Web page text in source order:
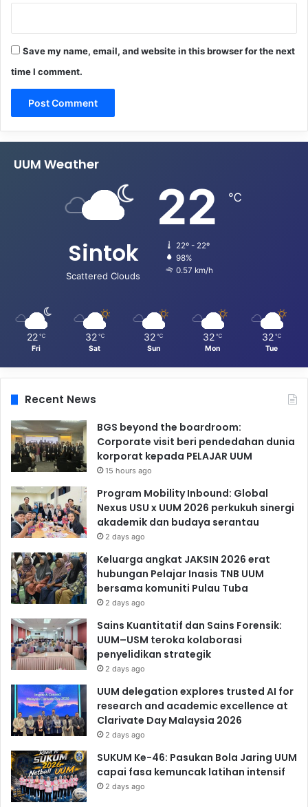
Save my name, email, and website in this browser for the next
time I comment.
UUM Weather
Sintok
Scattered Clouds
22 ℃
22º - 22º
98%
0.57 km/h
22 ℃
Fri
32 ℃
Sat
32 ℃
Sun
32 ℃
Mon
32 ℃
Tue
Recent News
BGS beyond the boardroom:
Corporate visit beri pendedahan dunia
korporat kepada PELAJAR UUM
15 hours ago
Program Mobility Inbound: Global
Nexus USU x UUM 2026 perkukuh sinergi
akademik dan budaya serantau
2 days ago
Keluarga angkat JAKSIN 2026 erat
hubungan Pelajar Inasis TNB UUM
bersama komuniti Pulau Tuba
2 days ago
Sains Kuantitatif dan Sains Forensik:
UUM–USM teroka kolaborasi
penyelidikan strategik
2 days ago
UUM delegation explores trusted AI for
research and academic excellence at
Clarivate Day Malaysia 2026
2 days ago
SUKUM Ke-46: Pasukan Bola Jaring UUM
capai fasa kemuncak latihan intensif
2 days ago